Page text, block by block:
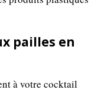
pailles en
à votre cocktail